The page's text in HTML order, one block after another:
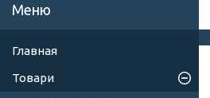
Главная
Товари